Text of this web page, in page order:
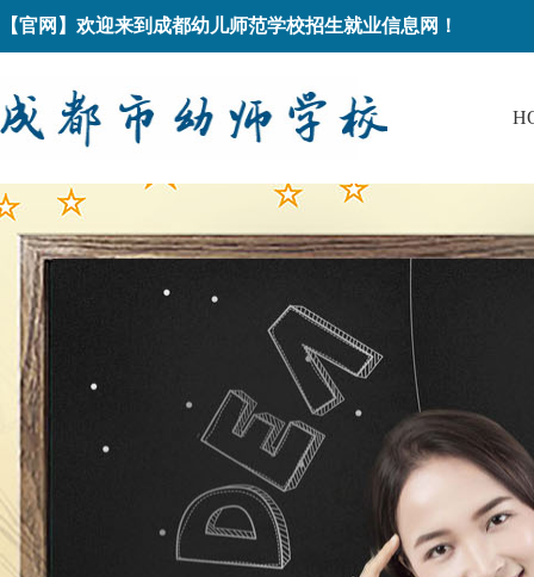
【官网】欢迎来到成都幼儿师范学校招生就业信息网！